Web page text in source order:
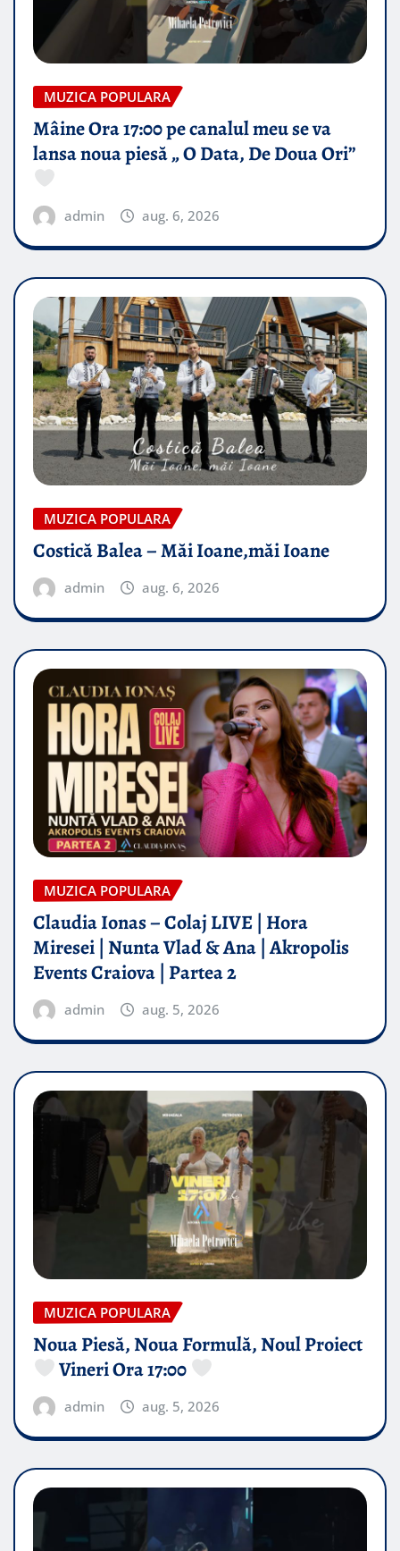
MUZICA POPULARA
Mâine Ora 17:00 pe canalul meu se va
lansa noua piesă „ O Data, De Doua Ori”
admin aug. 6, 2026
MUZICA POPULARA
Costică Balea – Măi Ioane,măi Ioane
admin aug. 6, 2026
MUZICA POPULARA
Claudia Ionas – Colaj LIVE | Hora
Miresei | Nunta Vlad & Ana | Akropolis
Events Craiova | Partea 2
admin aug. 5, 2026
MUZICA POPULARA
Noua Piesă, Noua Formulă, Noul Proiect
Vineri Ora 17:00
admin aug. 5, 2026